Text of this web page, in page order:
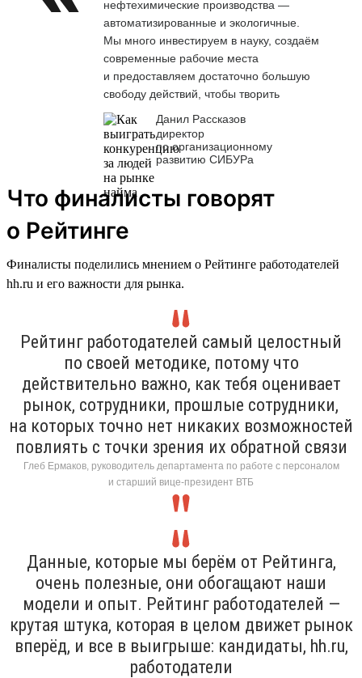
нефтехимические производства —
автоматизированные и экологичные.
Мы много инвестируем в науку, создаём
современные рабочие места
и предоставляем достаточно большую
свободу действий, чтобы творить
Данил Рассказов
директор
по организационному
развитию СИБУРа
Что финалисты говорят
о Рейтинге
Финалисты поделились мнением о Рейтинге работодателей
hh.ru и его важности для рынка.
Рейтинг работодателей самый целостный
по своей методике, потому что
действительно важно, как тебя оценивает
рынок, сотрудники, прошлые сотрудники,
на которых точно нет никаких возможностей
повлиять с точки зрения их обратной связи
Глеб Ермаков, руководитель департамента по работе с персоналом
и старший вице-президент ВТБ
Данные, которые мы берём от Рейтинга,
очень полезные, они обогащают наши
модели и опыт. Рейтинг работодателей —
крутая штука, которая в целом движет рынок
вперёд, и все в выигрыше: кандидаты, hh.ru,
работодатели